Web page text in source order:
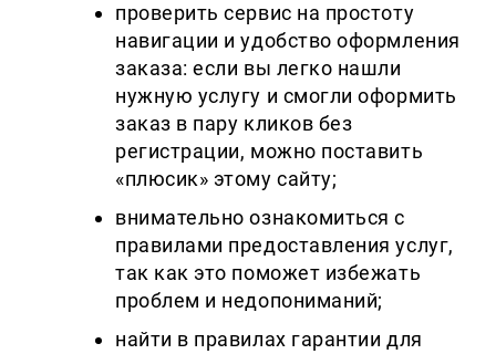
проверить сервис на простоту
навигации и удобство оформления
заказа: если вы легко нашли
нужную услугу и смогли оформить
заказ в пару кликов без
регистрации, можно поставить
«плюсик» этому сайту;
внимательно ознакомиться с
правилами предоставления услуг,
так как это поможет избежать
проблем и недопониманий;
найти в правилах гарантии для